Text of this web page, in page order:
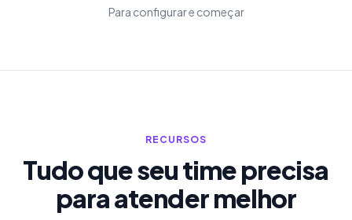
Para configurar e começar
RECURSOS
Tudo que seu time precisa
para atender melhor